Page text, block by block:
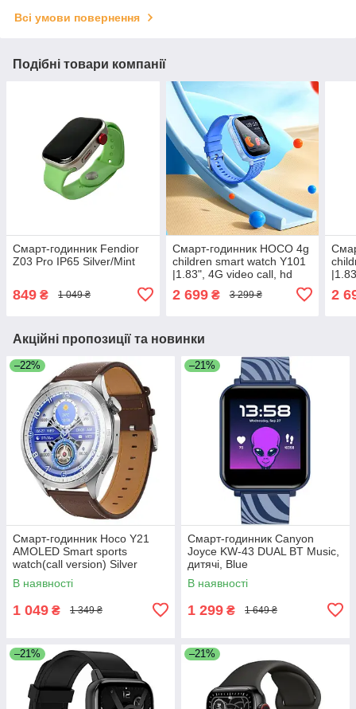
Всі умови повернення
Подібні товари компанії
Смарт-годинник Fendior
Z03 Pro IP65 Silver/Mint
849 ₴ 1 049 ₴
Смарт-годинник HOCO 4g
children smart watch Y101
|1.83", 4G video call, hd
Blue
2 699₴ 3 299 ₴
Pink
2
Акційні пропозиції та новинки
–22%
Смарт-годинник Hoco Y21
AMOLED Smart sports
watch(call version) Silver
В наявності
1 049 ₴ 1 349 ₴
–21%
Смарт-годинник Canyon
Joyce KW-43 DUAL BT Music,
дитячі, Blue
В наявності
1 299 ₴ 1 649 ₴
–21% –21%